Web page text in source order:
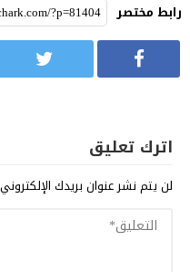
رابط مختصر
اترك تعليق
لن يتم نشر عنوان بريدك الإلكتروني.